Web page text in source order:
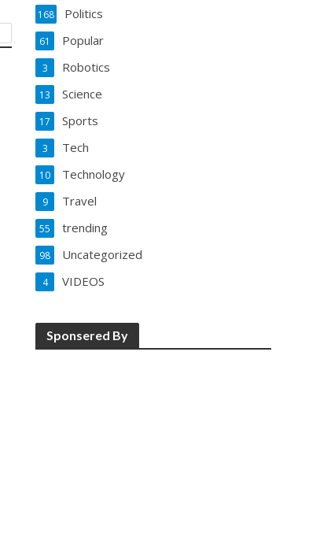
Politics
168
Popular
61
Robotics
3
Science
13
Sports
17
Tech
3
Technology
10
Travel
9
trending
55
Uncategorized
98
VIDEOS
4
Sponsered By